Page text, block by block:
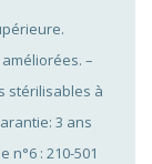
–
stérilisables à
3 ans
n°6 : 210-501